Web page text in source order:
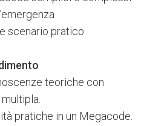
scenario pratico
teoriche con
pratiche in un Megacode.